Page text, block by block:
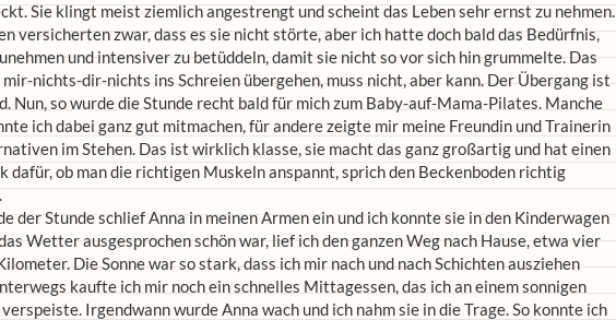
Sie klingt meist ziemlich angestrengt und scheint das Leben sehr ernst zu nehmen.
versicherten zwar, dass es sie nicht störte, aber ich hatte doch bald das Bedürfnis,
und intensiver zu betüddeln, damit sie nicht so vor sich hin grummelte. Das
mir-nichts-dir-nichts ins Schreien übergehen, muss nicht, aber kann. Der Übergang ist
Nun, so wurde die Stunde recht bald für mich zum Baby-auf-Mama-Pilates. Manche
ich dabei ganz gut mitmachen, für andere zeigte mir meine Freundin und Trainerin
im Stehen. Das ist wirklich klasse, sie macht das ganz großartig und hat einen
dafür, ob man die richtigen Muskeln anspannt, sprich den Beckenboden richtig
der Stunde schlief Anna in meinen Armen ein und ich konnte sie in den Kinderwagen
Wetter ausgesprochen schön war, lief ich den ganzen Weg nach Hause, etwa vier
Die Sonne war so stark, dass ich mir nach und nach Schichten ausziehen
kaufte ich mir noch ein schnelles Mittagessen, das ich an einem sonnigen
Irgendwann wurde Anna wach und ich nahm sie in die Trage. So konnte ich